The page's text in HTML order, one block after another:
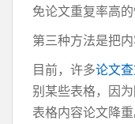
免论文重复率高的
第三种方法是把内
目前，许多论文
别某些表格，因
表格内容论文降